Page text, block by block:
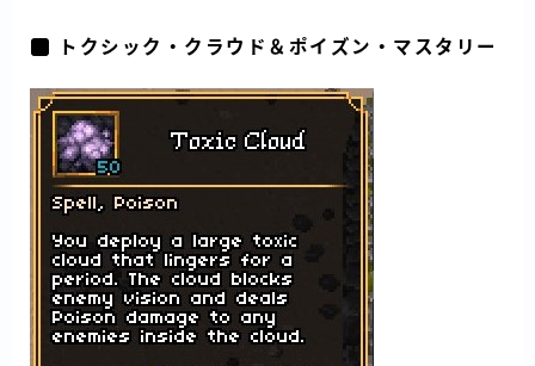
トクシック・クラウド＆ポイズン・マスタリー